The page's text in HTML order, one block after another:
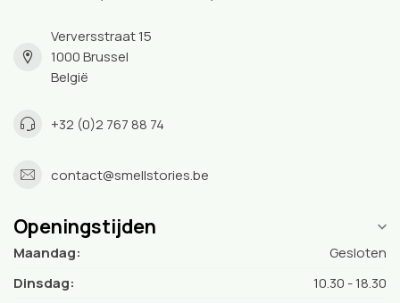
Verversstraat 15
1000 Brussel
België
+32 (0)2 767 88 74
contact@smellstories.be
Openingstijden
Maandag:
Gesloten
Dinsdag:
10.30 - 18.30